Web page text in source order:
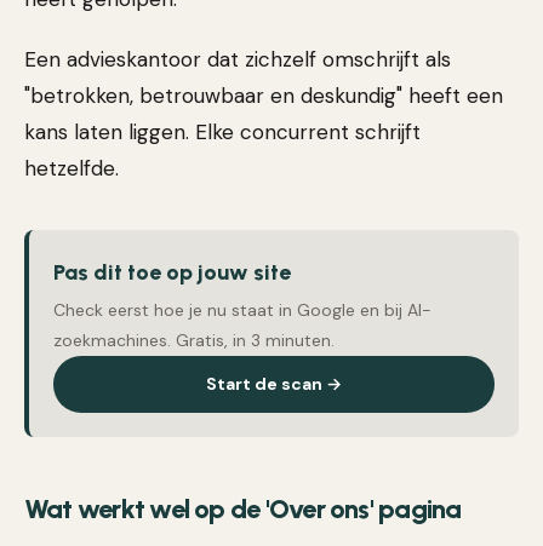
Een advieskantoor dat zichzelf omschrijft als
"betrokken, betrouwbaar en deskundig" heeft een
kans laten liggen. Elke concurrent schrijft
hetzelfde.
Pas dit toe op jouw site
Check eerst hoe je nu staat in Google en bij AI-
zoekmachines. Gratis, in 3 minuten.
Start de scan →
Wat werkt wel op de 'Over ons' pagina